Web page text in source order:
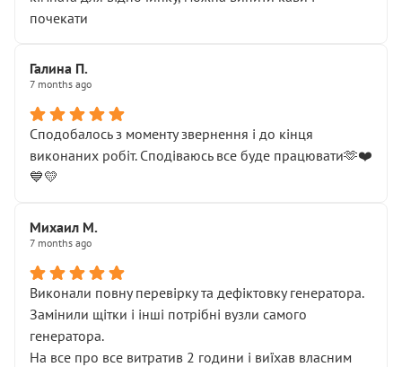
почекати
Галина П.
7 months ago
Сподобалось з моменту звернення і до кінця
виконаних робіт. Сподіваюсь все буде працювати🫶❤️
💙💛
Михаил М.
7 months ago
Виконали повну перевірку та дефіктовку генератора.
Замінили щітки і інші потрібні вузли самого
генератора.
На все про все витратив 2 години і виїхав власним